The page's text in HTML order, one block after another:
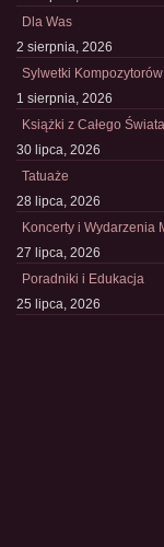
Dla Was
2 sierpnia, 2026
Sylwetki
1 sierpnia, 2026
Książki z Całego Świata
30 lipca, 2026
Tatuaże
28 lipca, 2026
Koncerty i Wydarzenia
27 lipca, 2026
Poradniki i Edukacja
25 lipca, 2026